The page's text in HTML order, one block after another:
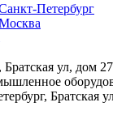
Петербург
Братская ул, дом
Братская